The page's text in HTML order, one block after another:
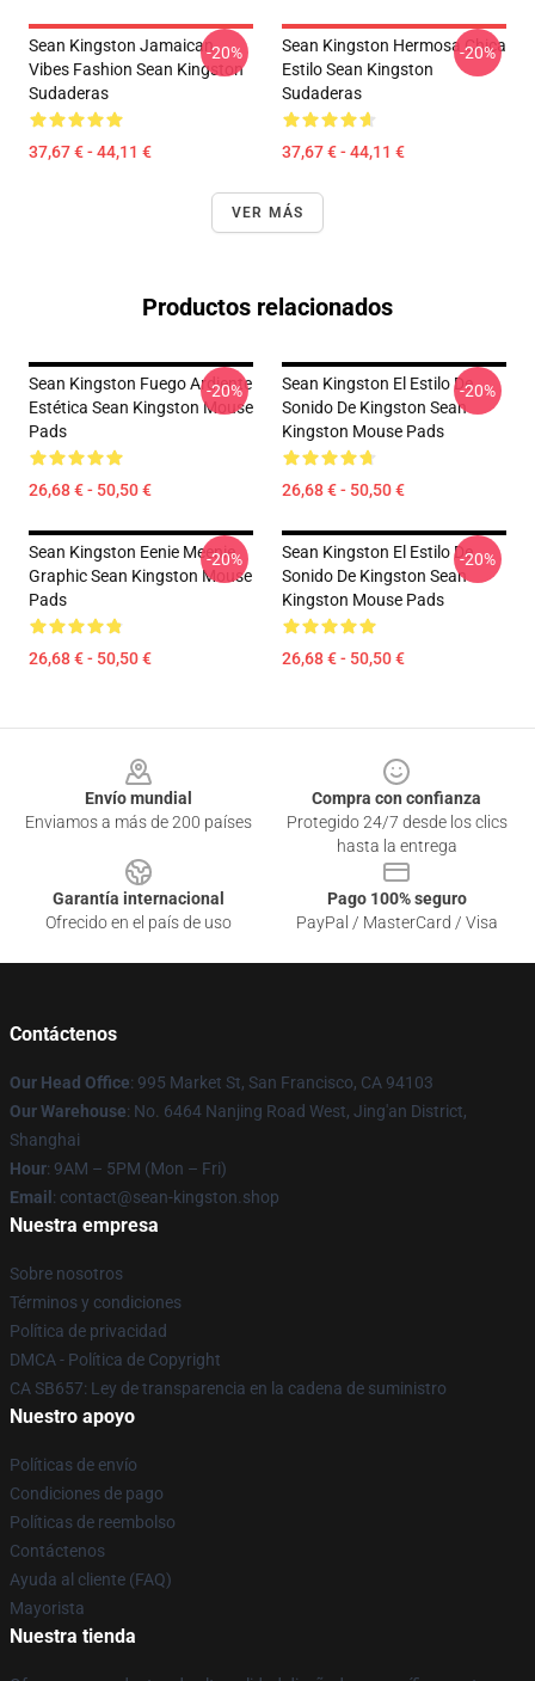
Sean Kingston Jamaican
Vibes Fashion Sean Kingston
Sudaderas
37,67 € - 44,11 €
-20%
Sean Kingston Hermosa Chica
Estilo Sean Kingston
Sudaderas
37,67 € - 44,11 €
-20%
VER MÁS
Productos relacionados
Sean Kingston Fuego Ardiente
Estética Sean Kingston Mouse
Pads
26,68 € - 50,50 €
-20%
Sean Kingston El Estilo De
Sonido De Kingston Sean
Kingston Mouse Pads
26,68 € - 50,50 €
-20%
Sean Kingston Eenie Meenie
Graphic Sean Kingston Mouse
Pads
26,68 € - 50,50 €
-20%
Sean Kingston El Estilo De
Sonido De Kingston Sean
Kingston Mouse Pads
26,68 € - 50,50 €
-20%
Envío mundial
Enviamos a más de 200 países
Compra con confianza
Protegido 24/7 desde los clics
hasta la entrega
Garantía internacional
Ofrecido en el país de uso
Pago 100% seguro
PayPal / MasterCard / Visa
Contáctenos
Our Head Office: 995 Market St, San Francisco, CA 94103
Our Warehouse: No. 6464 Nanjing Road West, Jing'an District,
Shanghai
Hour: 9AM – 5PM (Mon – Fri)
Email : contact@sean-kingston.shop
Nuestra empresa
Sobre nosotros
Términos y condiciones
Política de privacidad
DMCA - Política de Copyright
CA SB657: Ley de transparencia en la cadena de suministro
Nuestro apoyo
Políticas de envío
Condiciones de pago
Políticas de reembolso
Contáctenos
Ayuda al cliente (FAQ)
Mayorista
Nuestra tienda